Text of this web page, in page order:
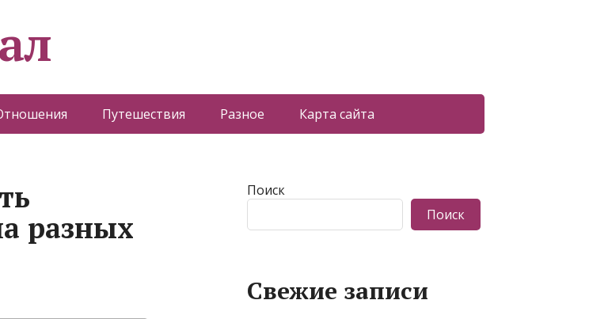
Путешествия Разное Карта сайта
разных
Поиск
Поиск
Свежие записи